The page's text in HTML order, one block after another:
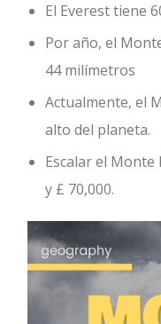
El Everest tiene
Por año, el
44 milímetros
Actualmente, el
alto del planeta.
Escalar el Monte
y £ 70,000.